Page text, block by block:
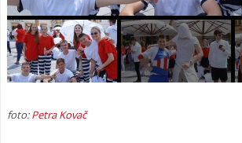
foto:Petra Kovač